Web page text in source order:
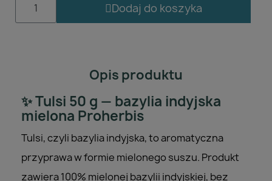
Dodaj do koszyka
Opis produktu
✨ Tulsi 50 g — bazylia indyjska
mielona Proherbis
Tulsi, czyli bazylia indyjska, to aromatyczna
przyprawa w formie mielonego suszu. Produkt
zawiera 100% mielonej bazylii indyjskiej, bez